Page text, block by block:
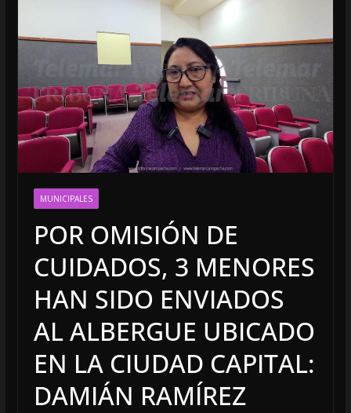
MUNICIPALES
POR OMISIÓN DE
CUIDADOS, 3 MENORES
HAN SIDO ENVIADOS
AL ALBERGUE UBICADO
EN LA CIUDAD CAPITAL:
DAMIÁN RAMÍREZ